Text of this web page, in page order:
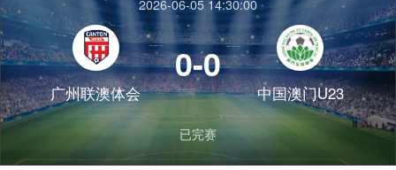
2026-06-05 14:30:00
广州联澳体会
0-0
中国澳门U23
已完赛